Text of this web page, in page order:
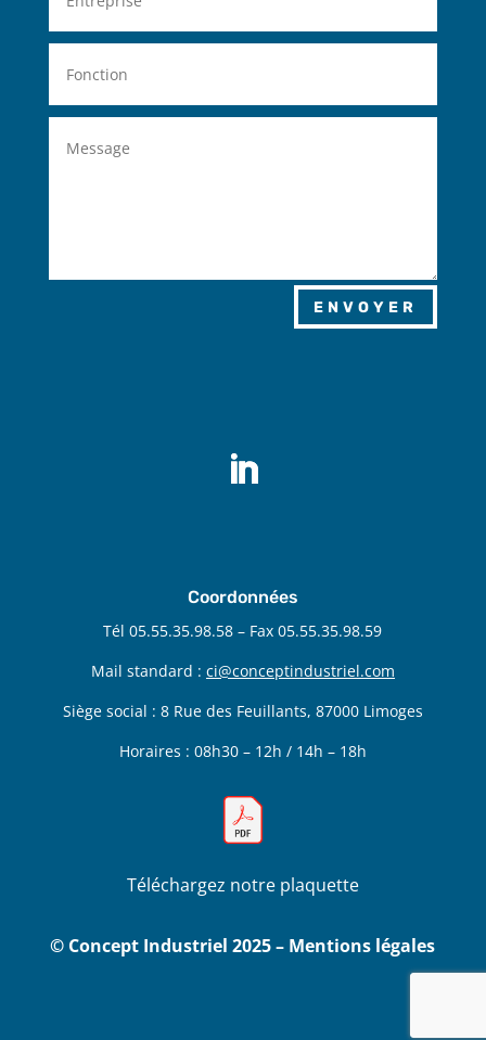
ENVOYER
Coordonnées
Tél 05.55.35.98.58 – Fax 05.55.35.98.59
Mail standard : ci@conceptindustriel.com
Siège social : 8 Rue des Feuillants, 87000 Limoges
Horaires : 08h30 – 12h / 14h – 18h
Téléchargez notre plaquette
© Concept Industriel 2025 – Mentions légales